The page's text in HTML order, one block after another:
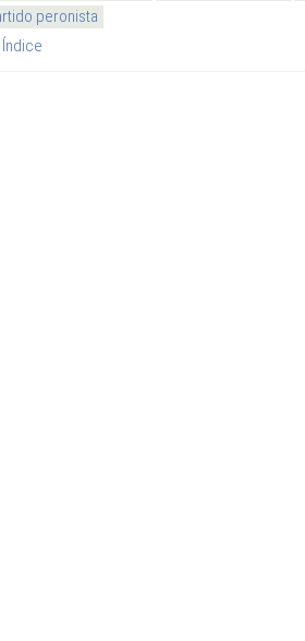
peronista
Índice